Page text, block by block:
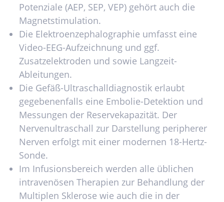
Potenziale (AEP, SEP, VEP) gehört auch die
Magnetstimulation.
Die Elektroenzephalographie umfasst eine
Video-EEG-Aufzeichnung und ggf.
Zusatzelektroden und sowie Langzeit-
Ableitungen.
Die Gefäß-Ultraschalldiagnostik erlaubt
gegebenenfalls eine Embolie-Detektion und
Messungen der Reservekapazität. Der
Nervenultraschall zur Darstellung peripherer
Nerven erfolgt mit einer modernen 18-Hertz-
Sonde.
Im Infusionsbereich werden alle üblichen
intravenösen Therapien zur Behandlung der
Multiplen Sklerose wie auch die in der